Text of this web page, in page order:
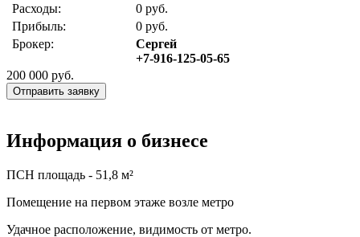
Расходы:
0 руб.
Прибыль:
0 руб.
Брокер:
Сергей
+7-916-125-05-65
200 000 руб.
Отправить заявку
Информация о бизнесе
ПСН площадь - 51,8 м²
Помещение на первом этаже возле метро
Удачное расположение, видимость от метро.